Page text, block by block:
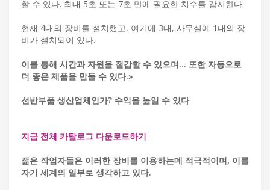
할 수 있다. 최대 5초 또는 7초 만에 필요한 치수를 감지한다.
현재 4대의 장비를 설치했고, 여기에 3대, 사무실에 1대의 장
비가 설치되어 있다.
이를 통해 시간과 자원을 절감할 수 있으며… 또한 자동으로
더 좋은 제품을 만들 수 있다.»
선반부품 생산업체인가? 수익을 높일 수 있다
지금 전체 카탈로그 다운로드하기
젊은 작업자들은 이러한 장비를 이용하는데 적극적이며, 이를
자기 세계의 일부로 생각하고 있다.